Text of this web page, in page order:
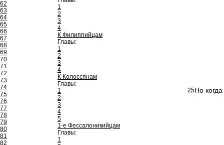
62
63
64
65
66
67
68
69
70
71
72
73
74
75
76
77
78
79
80
81
82
1
2
3
4
К Филиппийцам
Главы:
1
2
3
4
К Колоссянам
Главы:
1
2
3
4
5
1-е Фессалоникийцам
Главы:
1
25Но